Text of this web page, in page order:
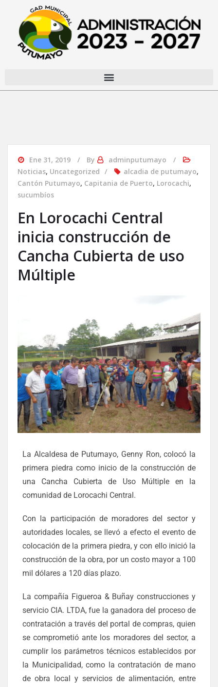
Ene 31, 2019 By
adminputumayo
Noticias, Uncategorized alcadia de putumayo,
Cantón Putumayo, Capitania de Puerto, Lorocachi,
sucumbíos
En Lorocachi Central
inicia construcción de
Cancha Cubierta de uso
Múltiple
La Alcaldesa de Putumayo, Genny Ron, colocó la
primera piedra como inicio de la construcción de
una Cancha Cubierta de Uso Múltiple en la
comunidad de Lorocachi Central.
Con la participación de moradores del sector y
autoridades locales, se llevó a efecto el evento de
colocación de la primera piedra, y con ello inició la
construcción de la obra, por un costo mayor a 100
mil dólares a 120 días plazo.
La compañía Figueroa & Buñay construcciones y
servicio CIA. LTDA, fue la ganadora del proceso de
contratación a través del portal de compras, quien
se comprometió ante los moradores del sector, a
cumplir los parámetros técnicos establecidos por
la Municipalidad, como la contratación de mano
de obra local y servicios de alimentación, entre